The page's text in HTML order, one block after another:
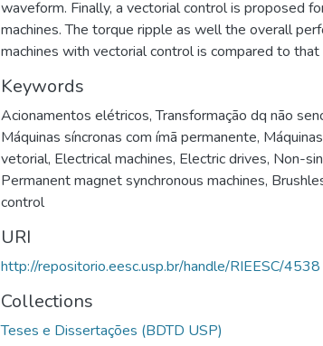
waveform. Finally, a vectorial control is proposed
machines. The torque ripple as well the overall
machines with vectorial control is compared to that
Keywords
Acionamentos elétricos,Transformação dq não
Máquinas síncronas com ímã permanente,
vetorial, Electrical machines, Electric drives, Non-
Permanent magnet synchronous machines,
control
URI
http://repositorio.eesc.usp.br/handle/RIEESC/4538
Collections
Teses e Dissertações (BDTD USP)